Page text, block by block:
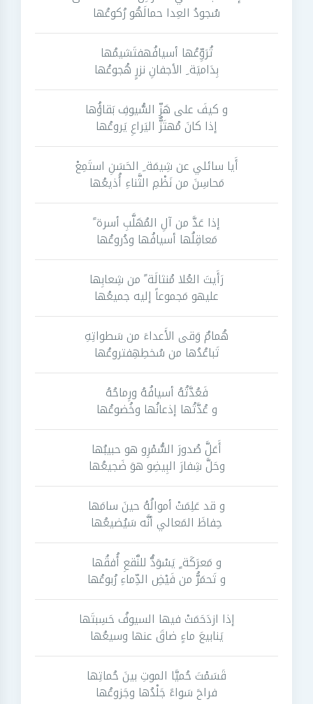
سُجودُ العِدا حمالَهُو رُكوعُها
تُرَوِّعُها أسيافُهفتَشيمُها
بِدَاميَة ِ الأجفانِ نزرٍ هُجوعُها
و كيفَ على هَزِّ السُّيوفِ بَقاؤُها
إذا كانَ مُهتَزُّ اليَراعِ يَروعُها
أَيا سائلي عن شِيمَة ِ الحَسَنِ استَمِعْ
مَحاسِنَ من نَظْمِ الثَّناءِ أُذيعُها
إذا عَدَّ من آلِ المُهَلَّبِ أسرة ً
مَعاقِلُها أسيافُها ودُروعُها
رَأَيتَ العُلا مُنثالَة ً من شِعابِها
عليهو مَجموعاً إليه جميعُها
هُمامٌ وَقى الأَعداءَ من سَطواتِهِ
تَباعُدُها من سُخطِهِفتروعُها
فَعُدَّتُهُ أسيافُهُ ورِماحُهُ
و عُدَّتُها إذعانُها وخُضوعُها
أَعَلَّ صُدورَ السُّمْرِو هو حبيبُها
وحَلَّ شِفارَ البِيضِو هوَ ضَجيعُها
و قد عَلِمَتْ أموالُهُ حينَ سامَها
حِفاظَ المَعالي أنَّه سَيُضيعُها
و مَعرَكَة ٍ يَسْوَدُّ للنَّقعِ أُفقُها
و تَحمَرُّ من فَيْضِ الدِّماءِ رُبوعُها
إذا ازدَحَمَتْ فيها السيوفُ حَسِبتَها
يَنابيعَ ماءٍ ضاقَ عنها وسيعُها
قَسَمْتَ حُميَّا الموتِ بينَ حُماتِها
فراحَ سَواءً جَلْدُها وجَزوعُها